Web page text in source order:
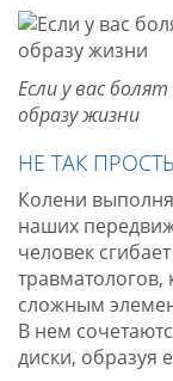
Если у вас
образу жизни
НЕ ТАК
Колени
наших
человек
травматологов,
сложным
В нем
диски, образуя